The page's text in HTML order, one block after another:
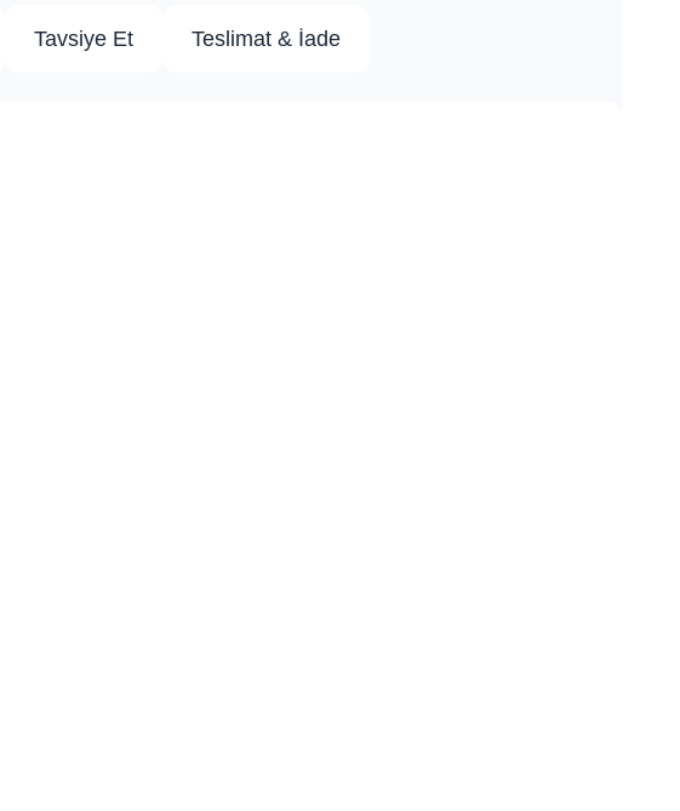
Tavsiye Et Teslimat & İade